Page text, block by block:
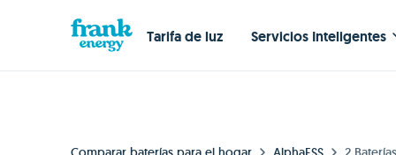
Tarifa de luz Servicios Inteligentes